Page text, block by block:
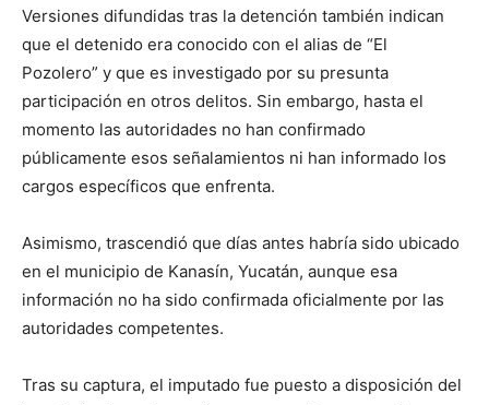
Versiones difundidas tras la detención también indican
que el detenido era conocido con el alias de “El
Pozolero” y que es investigado por su presunta
participación en otros delitos. Sin embargo, hasta el
momento las autoridades no han confirmado
públicamente esos señalamientos ni han informado los
cargos específicos que enfrenta.
Asimismo, trascendió que días antes habría sido ubicado
en el municipio de Kanasín, Yucatán, aunque esa
información no ha sido confirmada oficialmente por las
autoridades competentes.
Tras su captura, el imputado fue puesto a disposición del